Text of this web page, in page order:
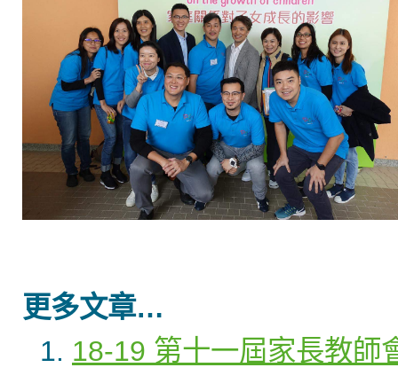
更多文章…
18-19 第十一屆家長教師